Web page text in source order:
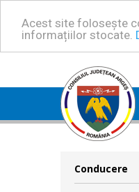
Acest site folosește
informațiilor stocate.
Conducere